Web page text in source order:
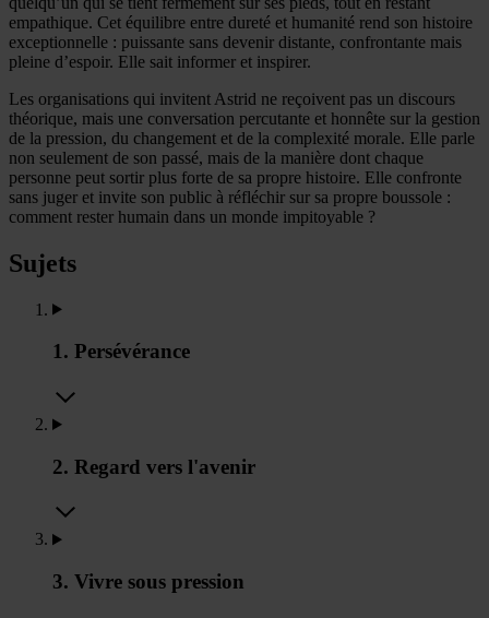
empathique. Cet équilibre entre dureté et humanité rend son histoire
exceptionnelle : puissante sans devenir distante, confrontante mais
pleine d’espoir. Elle sait informer et inspirer.
Les organisations qui invitent Astrid ne reçoivent pas un discours
théorique, mais une conversation percutante et honnête sur la gestion
de la pression, du changement et de la complexité morale. Elle parle
non seulement de son passé, mais de la manière dont chaque
personne peut sortir plus forte de sa propre histoire. Elle confronte
sans juger et invite son public à réfléchir sur sa propre boussole :
comment rester humain dans un monde impitoyable ?
Sujets
1. Persévérance
2. Regard vers l'avenir
3. Vivre sous pression